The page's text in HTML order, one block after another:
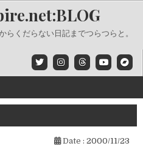
らくだらない日記までつらつらと。
Date : 2000/11/23